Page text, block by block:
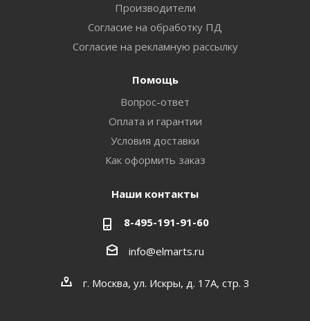
Производители
Согласие на обработку ПД
Согласие на рекламную рассылку
Помощь
Вопрос-ответ
Оплата и гарантии
Условия доставки
Как оформить заказ
Наши контакты
8-495-191-91-60
info@elmarts.ru
г. Москва, ул. Искры, д. 17А, стр. 3